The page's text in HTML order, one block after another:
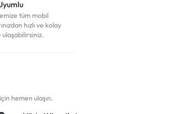
tüm mobil
hızlı ve kolay
ulaşabilirsiniz.
hemen ulaşın.